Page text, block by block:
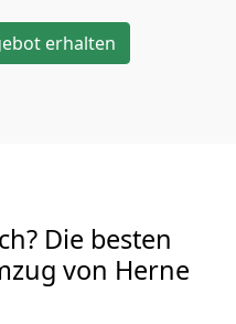
erhalten
Die besten
von Herne